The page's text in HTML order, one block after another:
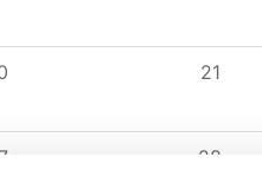
21
28